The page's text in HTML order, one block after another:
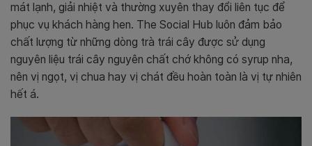
mát lạnh, giải nhiệt và thường xuyên thay đổi liên tục để
phục vụ khách hàng hen. The Social Hub luôn đảm bảo
chất lượng từ những dòng trà trái cây được sử dụng
nguyên liệu trái cây nguyên chất chớ không có syrup nha,
nên vị ngọt, vị chua hay vị chát đều hoàn toàn là vị tự nhiên
hết á.